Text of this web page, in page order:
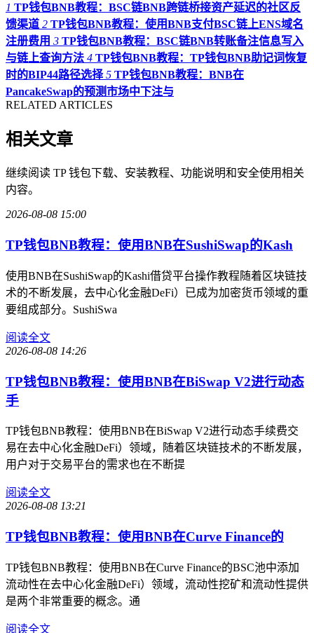
1 TP钱包BNB教程：BSC链BNB跨链桥接资产延迟的社区反
馈渠道 2 TP钱包BNB教程：使用BNB支付BSC链上ENS域名
注册费用 3 TP钱包BNB教程：BSC链BNB转账备注信息写入
与链上查询方法 4 TP钱包BNB教程：TP钱包BNB助记词恢复
时的BIP44路径选择 5 TP钱包BNB教程：BNB在
PancakeSwap的预测市场中下注与
RELATED ARTICLES
相关文章
继续阅读 TP 钱包下载、安装教程、功能说明和安全使用相关
内容。
2026-08-08 15:00
TP钱包BNB教程：使用BNB在SushiSwap的Kash
使用BNB在SushiSwap的Kashi借贷平台操作教程随着区块链技
术的不断发展，去中心化金融DeFi）已成为加密货币领域的重
要组成部分。SushiSwa
阅读全文
2026-08-08 14:26
TP钱包BNB教程：使用BNB在BiSwap V2进行动态
手
TP钱包BNB教程：使用BNB在BiSwap V2进行动态手续费交
易在去中心化金融DeFi）领域，随着区块链技术的不断发展，
用户对于交易平台的需求也在不断提
阅读全文
2026-08-08 13:21
TP钱包BNB教程：使用BNB在Curve Finance的
TP钱包BNB教程：使用BNB在Curve Finance的BSC池中添加
流动性在去中心化金融DeFi）领域，流动性挖矿和流动性提供
是两个非常重要的概念。通
阅读全文